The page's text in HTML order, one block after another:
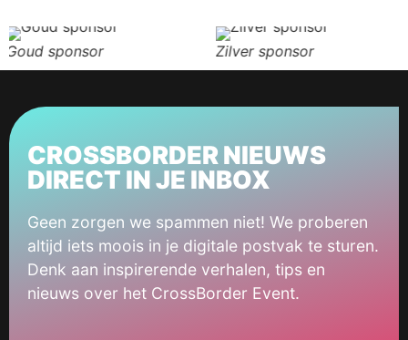
sponsor Zilver sponsor
CROSSBORDER NIEUWS
DIRECT IN JE INBOX
Geen zorgen we spammen niet! We proberen
altijd iets moois in je digitale postvak te sturen.
Denk aan inspirerende verhalen, tips en
nieuws over het CrossBorder Event.